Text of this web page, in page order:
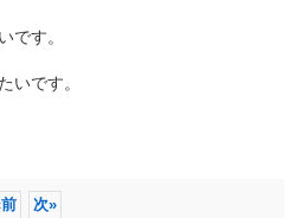
です。
いです。
前 次»